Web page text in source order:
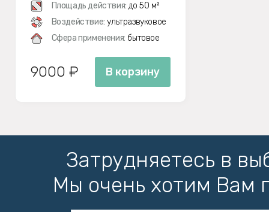
Площадь действия: до 50 м²
Воздействие: ультразвуковое
Сфера применения: бытовое
9000 ₽ В корзину
Затрудняетесь в
Мы очень хотим Вам